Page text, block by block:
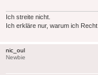
Ich streite nicht.
Ich erkläre nur, warum ich
nic_oul
Newbie